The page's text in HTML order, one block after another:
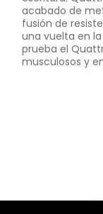
acabado de
fusión de
una vuelta en
prueba el
musculosos y